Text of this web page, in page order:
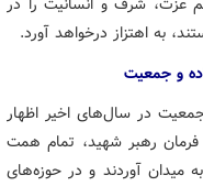
به اهتزاز درخواهد آورد.
و جمعیت
جمعیت در سال‌های اخیر اظهار
رهبر شهید، تمام همت
میدان آوردند و در حوزه‌های